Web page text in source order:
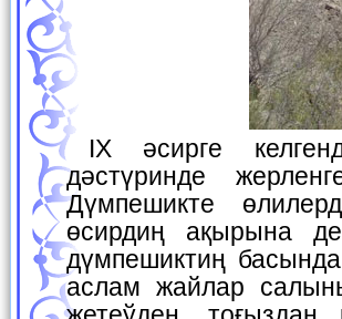
IX әсирге келгенде дүмпешикте ислам дини
дәстүринде
Дүмпешикте
өсирдиң ақырына
дүмпешиктиң
аслам жайлар